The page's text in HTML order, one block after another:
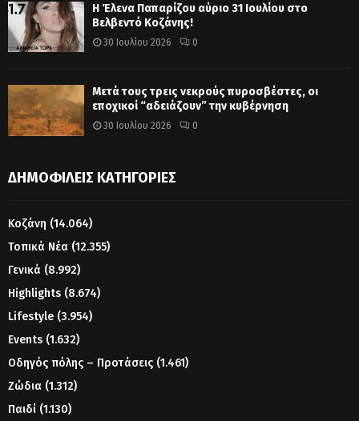
Η Έλενα Παπαρίζου αύριο 31 Ιουλίου στο
Βελβεντό Κοζάνης!
30 Ιουλίου 2026 0
Μετά τους τρεις νεκρούς πυροσβέστες, οι
εποχικοί “αδειάζουν” την κυβέρνηση
30 Ιουλίου 2026 0
ΔΗΜΟΦΙΛΕΊΣ ΚΑΤΗΓΟΡΊΕΣ
Κοζάνη (14.064)
Τοπικά Νέα (12.355)
Γενικά (8.992)
Highlights (8.674)
Lifestyle (3.954)
Events (1.632)
Οδηγός πόλης – Προτάσεις (1.461)
Ζώδια (1.312)
Παιδί (1.130)